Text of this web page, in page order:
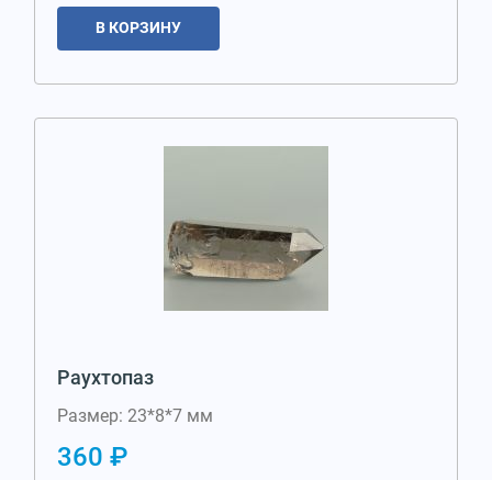
В КОРЗИНУ
Раухтопаз
Размер: 23*8*7 мм
360 ₽